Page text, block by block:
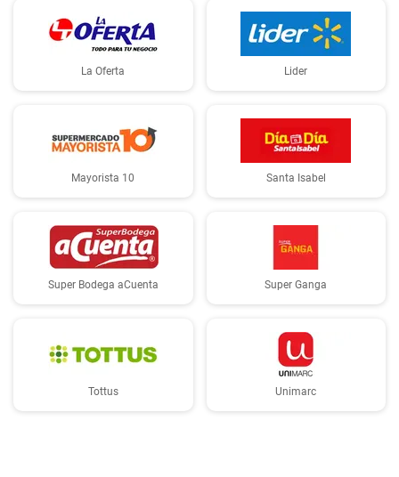
La Oferta Lider
Mayorista 10 Santa Isabel
Super Bodega aCuenta Super Ganga
Tottus Unimarc